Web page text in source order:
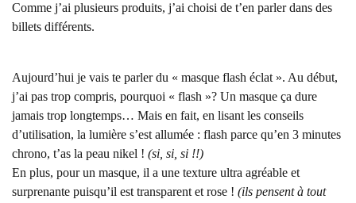
Comme j’ai plusieurs produits, j’ai choisi de t’en parler dans des
billets différents.
Aujourd’hui je vais te parler du « masque flash éclat ». Au début,
j’ai pas trop compris, pourquoi « flash »? Un masque ça dure
jamais trop longtemps… Mais en fait, en lisant les conseils
d’utilisation, la lumière s’est allumée : flash parce qu’en 3 minutes
chrono, t’as la peau nikel ! (si, si, si !!)
En plus, pour un masque, il a une texture ultra agréable et
surprenante puisqu’il est transparent et rose ! (ils pensent à tout